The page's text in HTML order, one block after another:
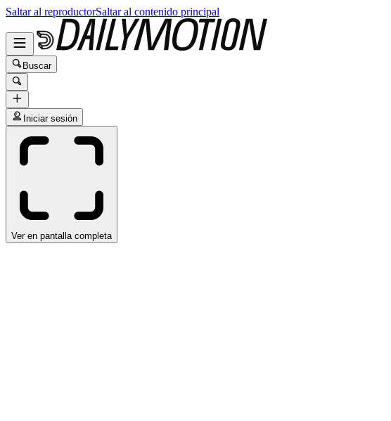
Saltar al reproductorSaltar al contenido principal
Buscar
Iniciar sesión
Ver en pantalla completa